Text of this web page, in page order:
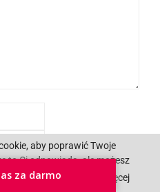
aby poprawić Twoje
to Ci odpowiada, ale możesz
Akceptuję Czytaj więcej
za darmo